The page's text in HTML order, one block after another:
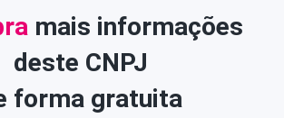
mais informações
deste CNPJ
forma gratuita